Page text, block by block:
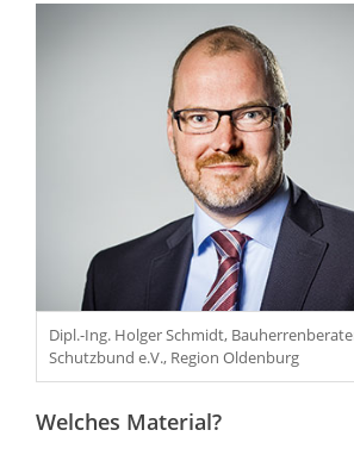
Dipl.-Ing. Holger Schmidt,
Schutzbund e.V., Region Oldenburg
Welches Material?